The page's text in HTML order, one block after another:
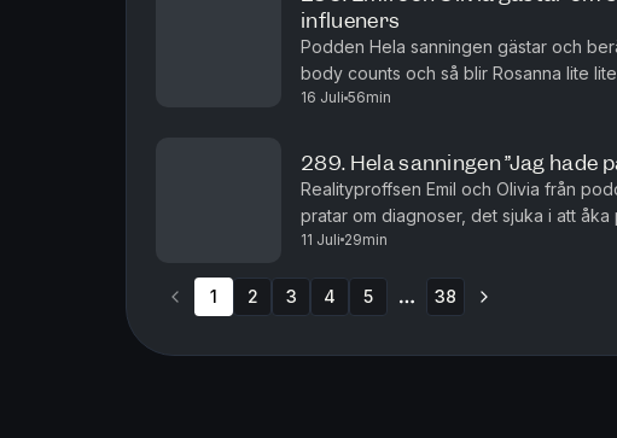
influeners
Podden Hela sanningen gästar och
body counts och så blir Rosanna lite
16 Juli 56min
289. Hela sanningen ”Jag hade
Realityproffsen Emil och Olivia från
pratar om diagnoser, det sjuka i att åka
fas som epa-raggare.
11 Juli 29min
1 2 3 4 5 38